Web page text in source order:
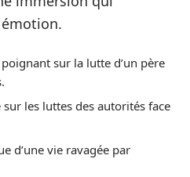
sur la lutte d’un père
les luttes des autorités face
d’une vie ravagée par